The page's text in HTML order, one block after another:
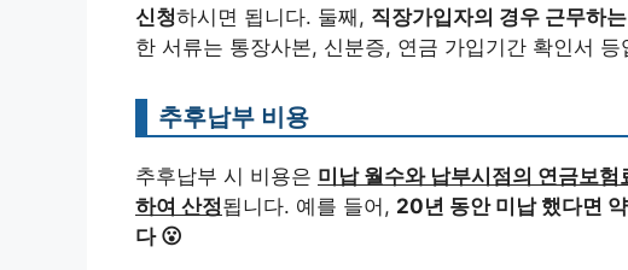
신청하시면 됩니다. 둘째, 직장가입자의 경우 근무하
한 서류는 통장사본, 신분증, 연금 가입기간 확인서 등
추후납부 비용
추후납부 시 비용은 미납 월수와 납부시점의 연금보
하여 산정됩니다. 예를 들어, 20년 동안 미납 했다면
다 😮